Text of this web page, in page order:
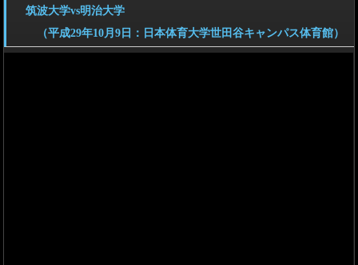
筑波大学vs明治大学
（平成29年10月9日：日本体育大学世田谷キャンパス体育館）